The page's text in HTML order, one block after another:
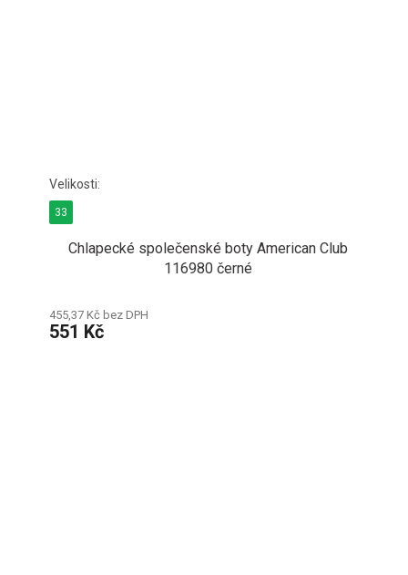
Chlapecké společenské boty American Club
116980 černé
455,37 Kč bez DPH
551 Kč
33